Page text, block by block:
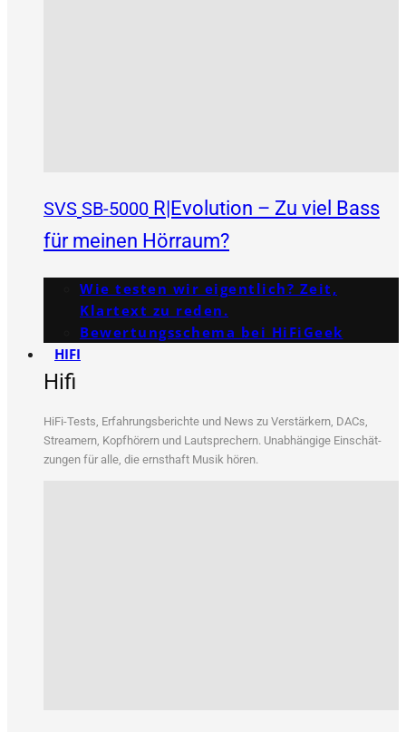
SVS SB-5000 R|Evolution – Zu viel Bass
für meinen Hörraum?
Wie testen wir eigentlich? Zeit,
Klartext zu reden.
Bewertungs­schema bei HiFiGeek
HIFI
Hifi
HiFi-Tests, Erfah­rungs­be­rich­te und News zu Ver­stär­kern, DACs,
Strea­mern, Kopf­hö­rern und Laut­spre­chern. Unab­hän­gi­ge Ein­schät­
zun­gen für alle, die ernst­haft Musik hören.